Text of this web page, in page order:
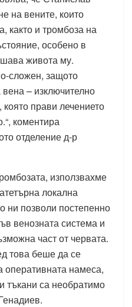
на вените, които
както и тромбоза на
особено в
живота му.
сложен, защото
– изключително
прави лечението
коментира
отделение д-р
използвахме
локална
ни позволи постепенно
венозната система и
част от червата.
това беше да се
оперативната намеса,
тъкани са необратимо